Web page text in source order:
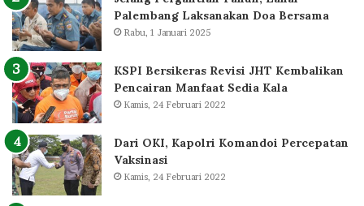
Palembang Laksanakan Doa Bersama
Rabu, 1 Januari 2025
KSPI Bersikeras Revisi JHT Kembalikan
Pencairan Manfaat Sedia Kala
Kamis, 24 Februari 2022
Dari OKI, Kapolri Komandoi Percepatan
Vaksinasi
Kamis, 24 Februari 2022